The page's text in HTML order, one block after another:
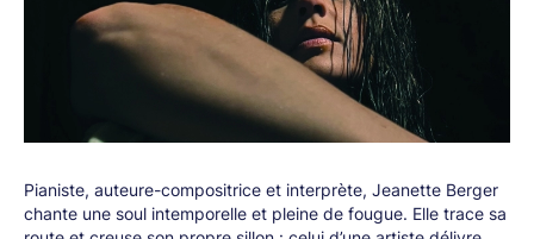
Pianiste, auteure-compositrice et interprète, Jeanette Berger
chante une soul intemporelle et pleine de fougue. Elle trace sa